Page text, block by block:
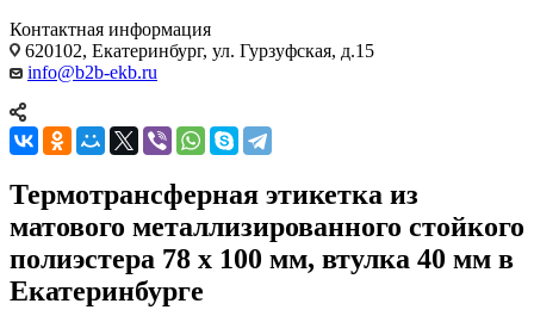
Контактная информация
620102, Екатеринбург, ул. Гурзуфская, д.15
info@b2b-ekb.ru
Термотрансферная этикетка из
матового металлизированного стойкого
полиэстера 78 x 100 мм, втулка 40 мм в
Екатеринбурге